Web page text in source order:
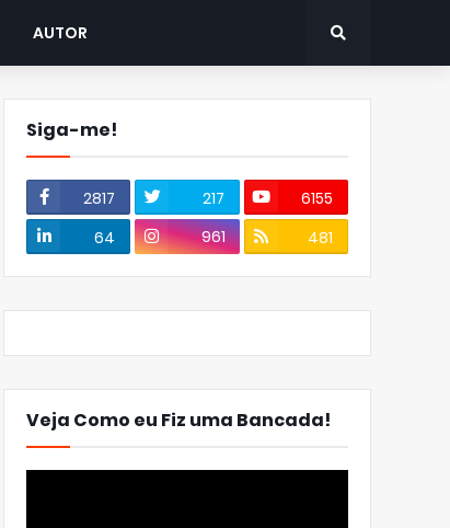
AUTOR
Siga-me!
2817 217
6155
64
961 481
Veja Como eu Fiz uma Bancada!